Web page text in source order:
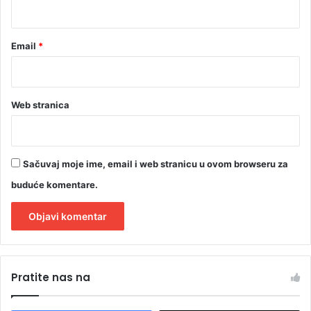
Email *
Web stranica
Sačuvaj moje ime, email i web stranicu u ovom browseru za
buduće komentare.
tPratite nas na